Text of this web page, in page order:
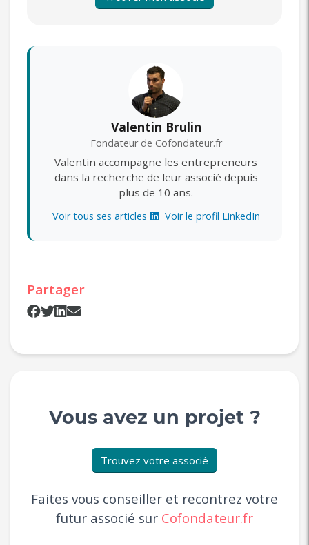
Valentin Brulin
Fondateur de Cofondateur.fr
Valentin accompagne les entrepreneurs
dans la recherche de leur associé depuis
plus de 10 ans.
Voir tous ses articles Voir le profil LinkedIn
Partager
Vous avez un projet ?
Trouvez votre associé
Faites vous conseiller et recontrez votre
futur associé sur Cofondateur.fr